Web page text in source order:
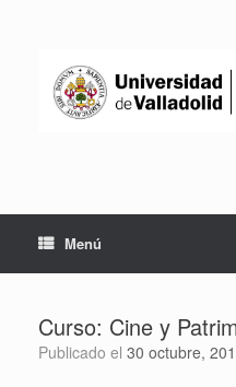
Menú
Curso: Cine y
Publicado el 30 octubre,